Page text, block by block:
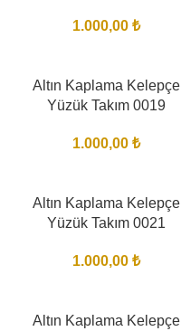
1.000,00 ₺
Altın Kaplama Kelepçe
Yüzük Takım 0019
1.000,00 ₺
Altın Kaplama Kelepçe
Yüzük Takım 0021
1.000,00 ₺
Altın Kaplama Kelepçe